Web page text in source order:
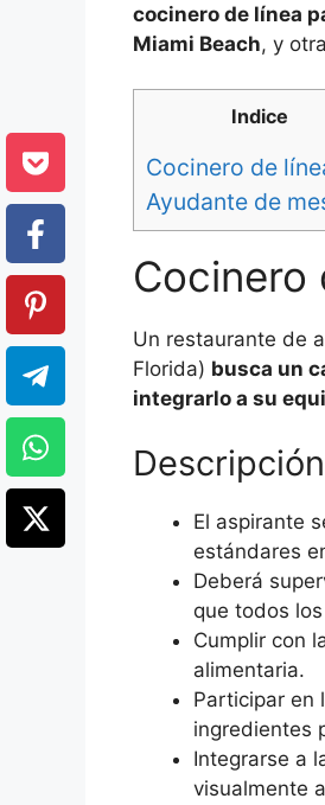
cocinero de línea
Miami Beach, y
Indice
Cocinero de
Ayudante de
Cocinero
Un restaurante de
Florida) busca un
integrarlo a su
El aspirante
estándares
Deberá
que todos
Cumplir con
alimentaria.
Participar en
ingredientes
Integrarse a
visualmente